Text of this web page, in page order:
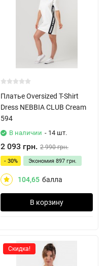
Платье Oversized T-Shirt
Dress NEBBIA CLUB Cream
594
В наличии - 14 шт.
2 093 грн. 2 990 грн.
- 30% Экономия 897 грн.
104,65 балла
В корзину
Скидка!